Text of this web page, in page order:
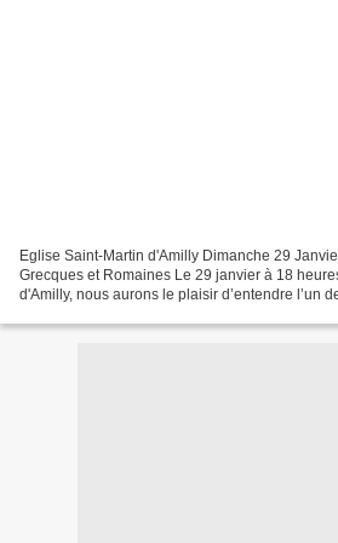
Eglise Saint-Martin d'Amilly Dimanche 29
Grecques et Romaines Le 29 janvier à 18
d'Amilly, nous aurons le plaisir d’entendre l’un